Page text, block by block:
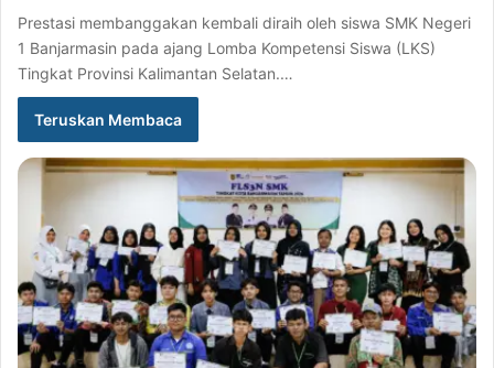
Prestasi membanggakan kembali diraih oleh siswa SMK Negeri
1 Banjarmasin pada ajang Lomba Kompetensi Siswa (LKS)
Tingkat Provinsi Kalimantan Selatan.…
Teruskan Membaca